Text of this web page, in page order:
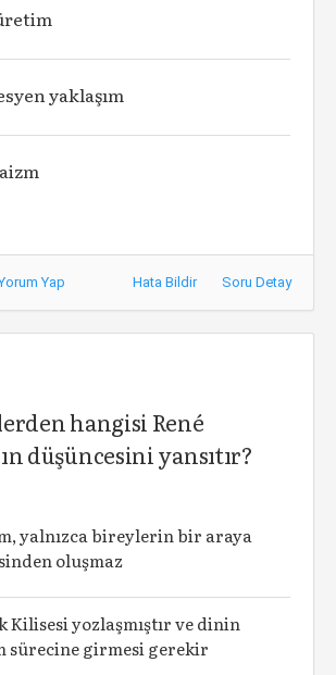
yaklaşım
Yap Hata Bildir Soru Detay
hangisi René
düşüncesini yansıtır?
yalnızca bireylerin bir araya
oluşmaz
Kilisesi yozlaşmıştır ve dinin
sürecine girmesi gerekir